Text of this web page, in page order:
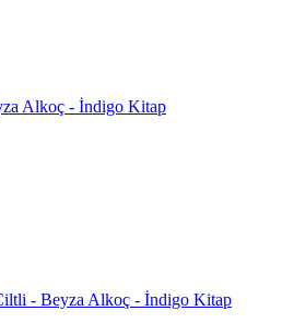
Alkoç - İndigo Kitap